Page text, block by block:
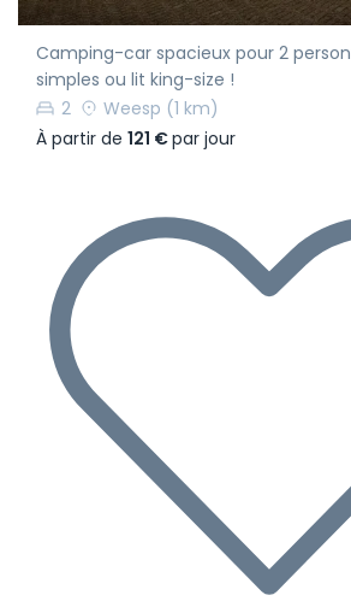
Camping-car spacieux pour 2
simples ou lit king-size !
2
Weesp (1 km)
À partir de 121 €par jour